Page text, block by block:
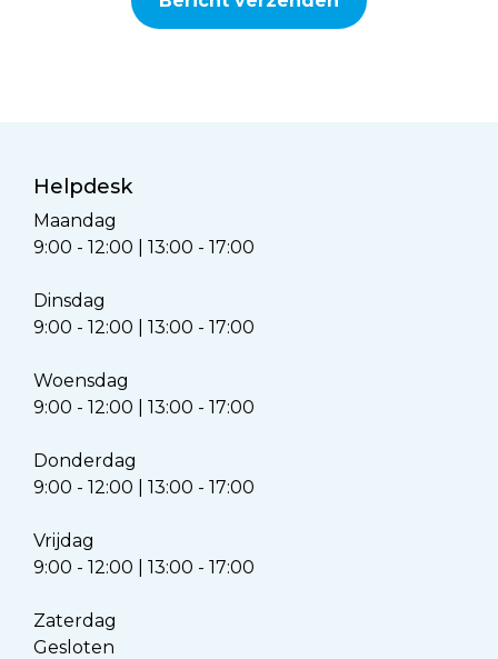
Helpdesk
Maandag
9:00 - 12:00 | 13:00 - 17:00
Dinsdag
9:00 - 12:00 | 13:00 - 17:00
Woensdag
9:00 - 12:00 | 13:00 - 17:00
Donderdag
9:00 - 12:00 | 13:00 - 17:00
Vrijdag
9:00 - 12:00 | 13:00 - 17:00
Zaterdag
Gesloten